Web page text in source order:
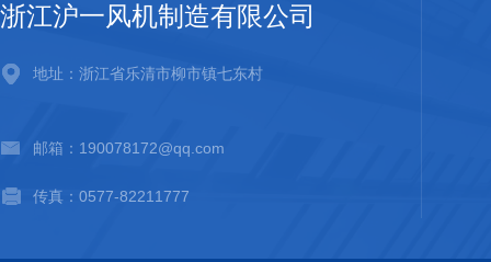
浙江沪一风机制造有限公司
地址：浙江省乐清市柳市镇七东村
邮箱：190078172@qq.com
传真：0577-82211777